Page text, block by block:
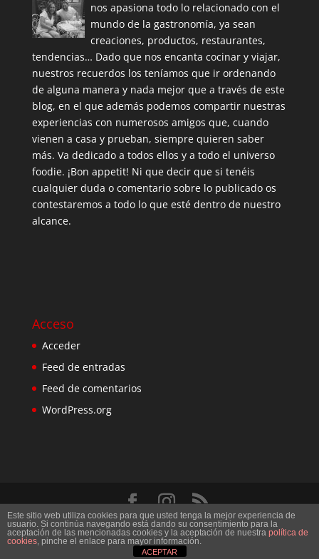
nos apasiona todo lo relacionado con el
mundo de la gastronomía, ya sean
creaciones, productos, restaurantes,
tendencias… Dado que nos encanta cocinar y viajar,
nuestros recuerdos los teníamos que ir ordenando
de alguna manera y nada mejor que a través de este
blog, en el que además podemos compartir nuestras
experiencias con numerosos amigos que, cuando
vienen a casa y prueban, siempre quieren saber
más. Va dedicado a todos ellos y a todo el universo
foodie. ¡Bon appetit! Ni que decir que si tenéis
cualquier duda o comentario sobre lo publicado os
contestaremos a todo lo que esté dentro de nuestro
alcance.
Acceso
Acceder
Feed de entradas
Feed de comentarios
WordPress.org
Diseñado porElegant Themes| Desarrollado por
WordPress
Este sitio web utiliza cookies para que usted tenga la mejor experiencia de
usuario. Si continúa navegando está dando su consentimiento para la
aceptación de las mencionadas cookies y la aceptación de nuestra política de
cookies, pinche el enlace para mayor información.
ACEPTAR